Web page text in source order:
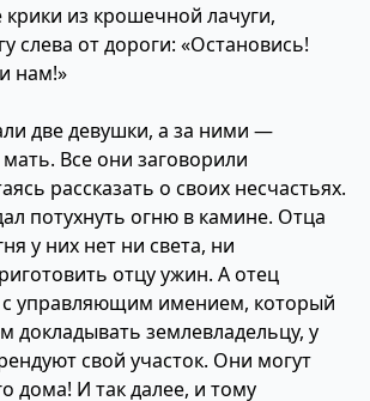
из крошечной лачуги,
слева от дороги: «Остановись!
нам!»
две девушки, а за ними —
Все они заговорили
рассказать о своих несчастьях.
потухнуть огню в камине. Отца
у них нет ни света, ни
отцу ужин. А отец
управляющим имением, который
докладывать землевладельцу, у
свой участок. Они могут
дома! И так далее, и тому